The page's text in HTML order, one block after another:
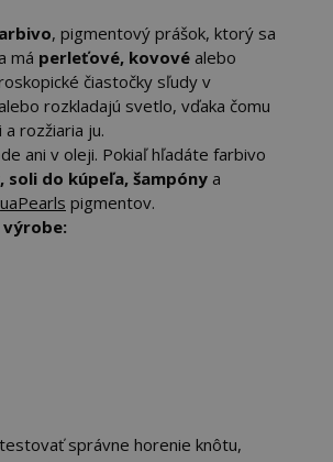
, pigmentový prášok, ktorý sa
a má perleťové, kovové alebo
čiastočky sľudy v
rozkladajú svetlo, vďaka čomu
rozžiaria ju.
ani v oleji. Pokiaľ hľadáte farbivo
soli do kúpeľa, šampóny a
pigmentov.
správne horenie knôtu,